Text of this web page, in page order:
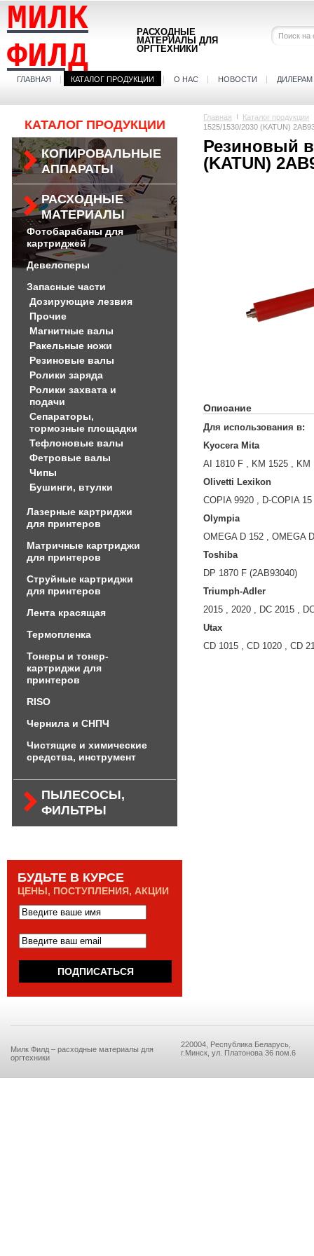
МИЛК
ФИЛД
РАСХОДНЫЕ
МАТЕРИАЛЫ ДЛЯ
ОРГТЕХНИКИ
ГЛАВНАЯ КАТАЛОГ ПРОДУКЦИИ О НАС НОВОСТИ ДИЛЕРАМ
КАТАЛОГ ПРОДУКЦИИ
КОПИРОВАЛЬНЫЕ
АППАРАТЫ
РАСХОДНЫЕ
МАТЕРИАЛЫ
Фотобарабаны для
картриджей
Девелоперы
Запасные части
Дозирующие лезвия
Прочие
Магнитные валы
Ракельные ножи
Резиновые валы
Ролики заряда
Ролики захвата и
подачи
Сепараторы,
тормозные площадки
Тефлоновые валы
Фетровые валы
Чипы
Бушинги, втулки
Лазерные картриджи
для принтеров
Матричные картриджи
для принтеров
Струйные картриджи
для принтеров
Лента красящая
Термопленка
Тонеры и тонер-
картриджи для
принтеров
RISO
Чернила и СНПЧ
Чистящие и химические
средства, инструмент
ПЫЛЕСОСЫ,
ФИЛЬТРЫ
БУДЬТЕ В КУРСЕ
ЦЕНЫ, ПОСТУПЛЕНИЯ, АКЦИИ
Главная
Каталог продукции
1525/1530/2030 (KATUN)
Резиновый
(KATUN)
Описание
Для использования в:
Kyocera Mita
AI 1810 F , KM 1525 , KM
Olivetti Lexikon
COPIA 9920 , D-COPIA
Olympia
OMEGA D 152 , OMEGA
Toshiba
DP 1870 F (2AB93040)
Triumph-Adler
2015 , 2020 , DC 2015 ,
Utax
CD 1015 , CD 1020 , CD
Милк Филд – расходные материалы для
оргтехники
220004, Республика Беларусь,
г.Минск, ул. Платонова 36 пом.6